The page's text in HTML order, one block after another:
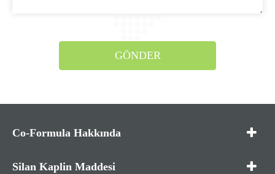
GÖNDER
Co-Formula Hakkında
Silan Kaplin Maddesi